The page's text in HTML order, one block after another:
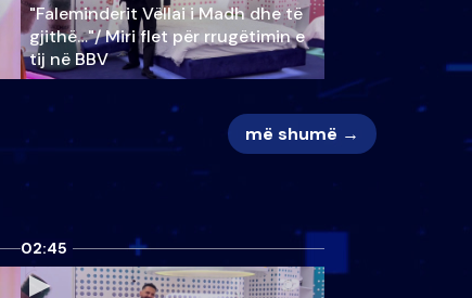
"Faleminderit Vëllai i Madh dhe të
gjithë…"/ Miri flet për rrugëtimin e
tij në BBV
më shumë →
02:45